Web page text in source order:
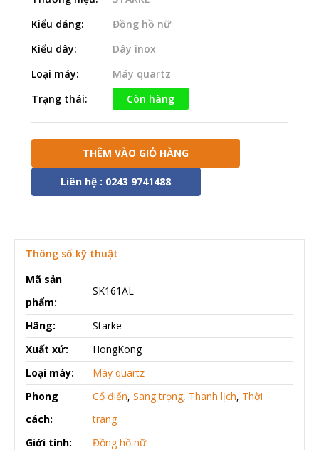
Kiểu dáng:
Đồng hồ nữ
Kiểu dây:
Dây inox
Loại máy:
Máy quartz
Trạng thái:
Còn hàng
THÊM VÀO GIỎ HÀNG
Liên hệ : 0243 9741488
Thông số kỹ thuật
Mã sản
phẩm:
SK161AL
Hãng:
Starke
Xuất xứ:
HongKong
Loại máy:
Máy quartz
Phong
cách:
Cổ điển, Sang trọng, Thanh lịch, Thời
trang
Giới tính:
Đồng hồ nữ